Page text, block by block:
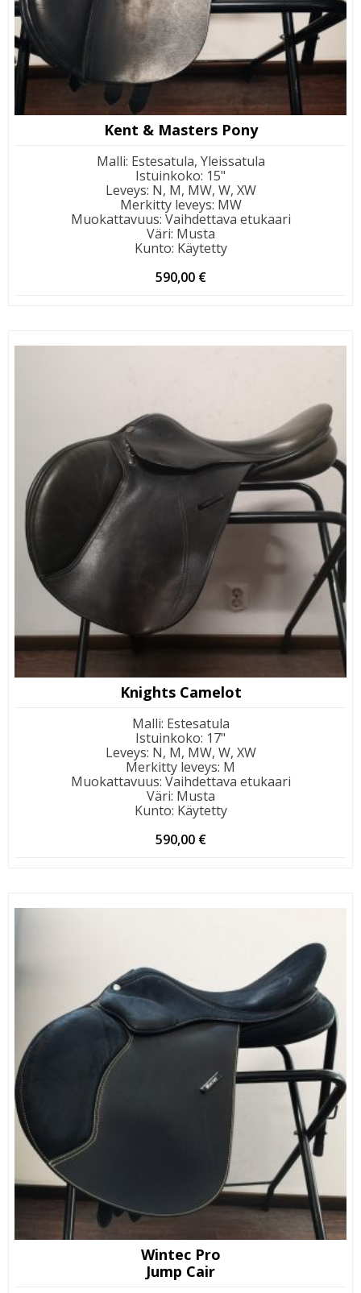
Kent & Masters Pony
Malli: Estesatula, Yleissatula
Istuinkoko: 15"
Leveys: N, M, MW, W, XW
Merkitty leveys: MW
Muokattavuus: Vaihdettava etukaari
Väri: Musta
Kunto: Käytetty
590,00 €
Knights Camelot
Malli: Estesatula
Istuinkoko: 17"
Leveys: N, M, MW, W, XW
Merkitty leveys: M
Muokattavuus: Vaihdettava etukaari
Väri: Musta
Kunto: Käytetty
590,00 €
Wintec Pro
Jump Cair